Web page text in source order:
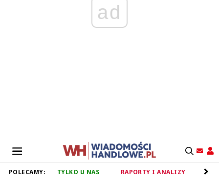
ad
POLECAMY: TYLKO U NAS RAPORTY I ANALIZY